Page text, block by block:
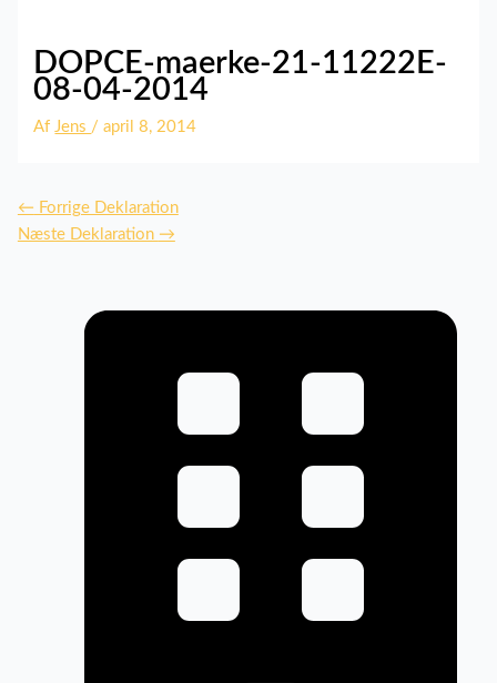
DOPCE-maerke-21-11222E-
08-04-2014
AfJens /april 8, 2014
← Forrige Deklaration
Næste Deklaration →